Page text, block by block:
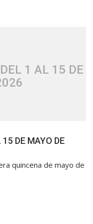
1 AL 15 DE
DE MAYO DE
quincena de mayo de